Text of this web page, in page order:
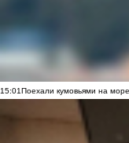
15:01Поехали кумовьями на